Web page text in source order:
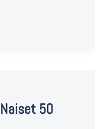
50